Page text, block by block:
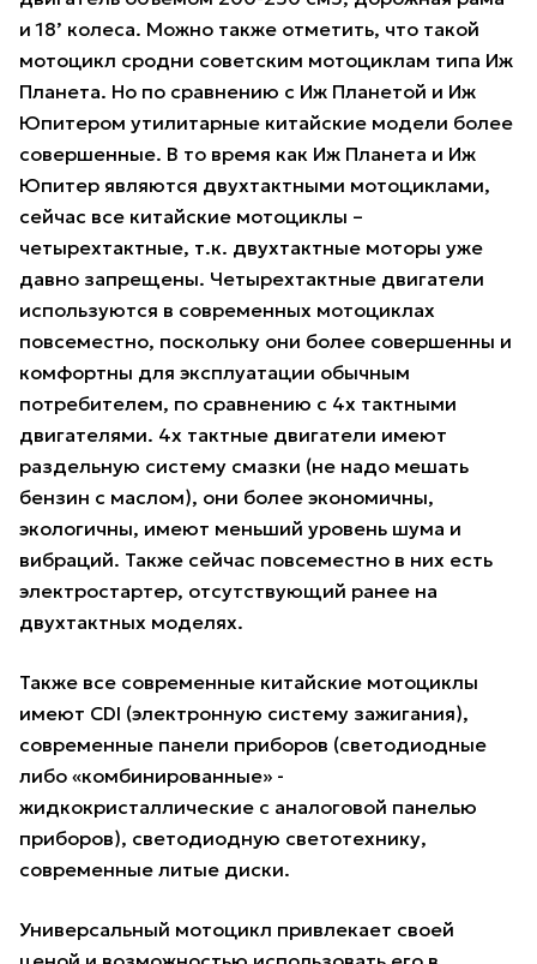
и 18’ колеса. Можно также отметить, что такой
мотоцикл сродни советским мотоциклам типа Иж
Планета. Но по сравнению с Иж Планетой и Иж
Юпитером утилитарные китайские модели более
совершенные. В то время как Иж Планета и Иж
Юпитер являются двухтактными мотоциклами,
сейчас все китайские мотоциклы –
четырехтактные, т.к. двухтактные моторы уже
давно запрещены. Четырехтактные двигатели
используются в современных мотоциклах
повсеместно, поскольку они более совершенны и
комфортны для эксплуатации обычным
потребителем, по сравнению с 4х тактными
двигателями. 4х тактные двигатели имеют
раздельную систему смазки (не надо мешать
бензин с маслом), они более экономичны,
экологичны, имеют меньший уровень шума и
вибраций. Также сейчас повсеместно в них есть
электростартер, отсутствующий ранее на
двухтактных моделях.
Также все современные китайские мотоциклы
имеют CDI (электронную систему зажигания),
современные панели приборов (светодиодные
либо «комбинированные» -
жидкокристаллические с аналоговой панелью
приборов), светодиодную светотехнику,
современные литые диски.
Универсальный мотоцикл привлекает своей